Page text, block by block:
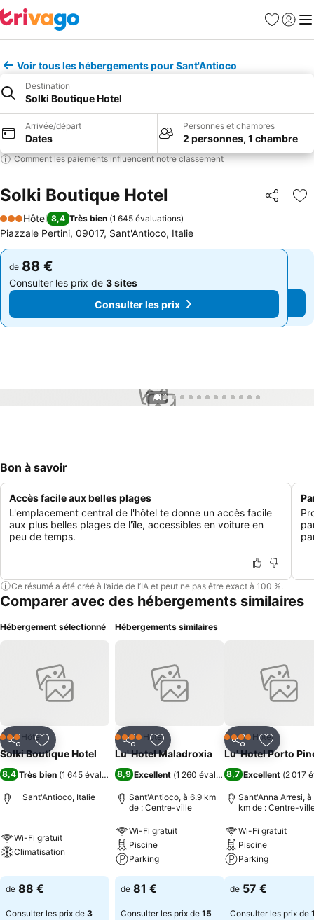
Favoris
Se
Voir tous les hébergements pour Sant'Antioco
Destination
Solki Boutique Hotel
Arrivée/départ
Dates
Personnes et chambres
2 personnes, 1 chambre
Comment les paiements influencent notre classement
Solki Boutique Hotel Partager
3 Étoiles
Hôtel 8,4 Très bien (1 645 évaluations)
Piazzale Pertini, 09017, Sant'Antioco, Italie
de 88 €
Consulter les prix de 3 sites
Consulter les prix
de 88 €
Consulter les prix de 3 sites
Consulter les prix
1 / 13
Bon à savoir
Accès facile aux belles plages
L'emplacement central de l'hôtel te donne un accès facile
aux plus belles plages de l'île, accessibles en voiture en
peu de temps.
Ce résumé a été créé à l’aide de l’IA et peut ne pas être exact à 100 %.
Comparer avec des hébergements similaires
Hébergement sélectionné
PartagerAjouter à mes favoris
3 ÉtoilesHôtel
Solki Boutique Hotel
8,4 Très bien (1 645 évaluations)
Sant'Antioco, Italie
Wi-Fi gratuit
Climatisation
de 88 €
Consulter les prix de 3
Hébergements similaires
PartagerAjouter à mes favoris
4 ÉtoilesHôtel
Lu' Hotel Maladroxia
8,9 Excellent (1 260 évaluations)
Sant'Antioco, à 6.9 km
de : Centre-ville
Wi-Fi gratuit
Piscine
Parking
de 81 €
Consulter les prix de 15
PartagerAjouter
4 ÉtoilesHôtel
Lu' Hotel Porto
8,7 Excellent (2 017
Sant'Anna Arresi, à
km de : Centre-
Wi-Fi gratuit
Piscine
Parking
de 57 €
Consulter les prix de